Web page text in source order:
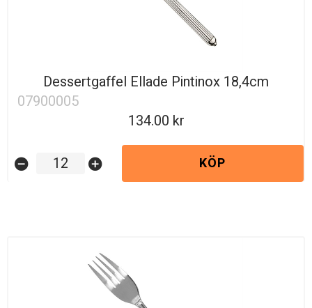
Dessertgaffel Ellade Pintinox 18,4cm
07900005
134.00
remove_circle add_circle KÖP